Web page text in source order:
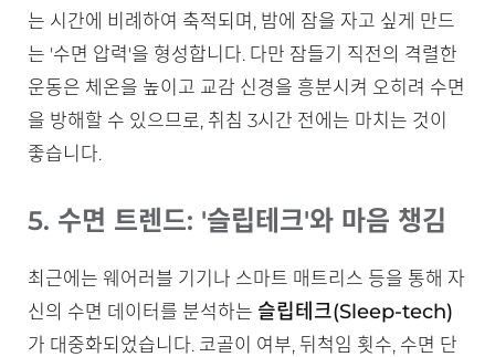
는 시간에 비례하여 축적되며, 밤에 잠을 자고 싶게 만드
는 '수면 압력'을 형성합니다. 다만 잠들기 직전의 격렬한
운동은 체온을 높이고 교감 신경을 흥분시켜 오히려 수면
을 방해할 수 있으므로, 취침 3시간 전에는 마치는 것이
좋습니다.
5. 수면 트렌드: '슬립테크'와 마음 챙김
최근에는 웨어러블 기기나 스마트 매트리스 등을 통해 자
신의 수면 데이터를 분석하는 슬립테크(Sleep-tech)
가 대중화되었습니다. 코골이 여부, 뒤척임 횟수, 수면 단